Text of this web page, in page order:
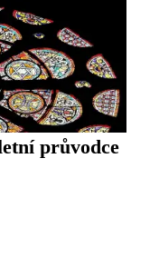
průvodce